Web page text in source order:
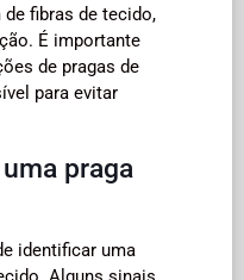
fibras de tecido,
É importante
de pragas de
para evitar
praga
identificar uma